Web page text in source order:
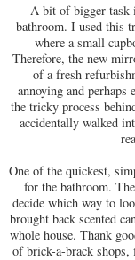
A bit of bigger task
bathroom. I used this
where a small
Therefore, the new
of a fresh
annoying and perhaps
the tricky process
accidentally walked
One of the quickest,
for the bathroom.
decide which way to
brought back scented
whole house. Thank
of brick-a-brack